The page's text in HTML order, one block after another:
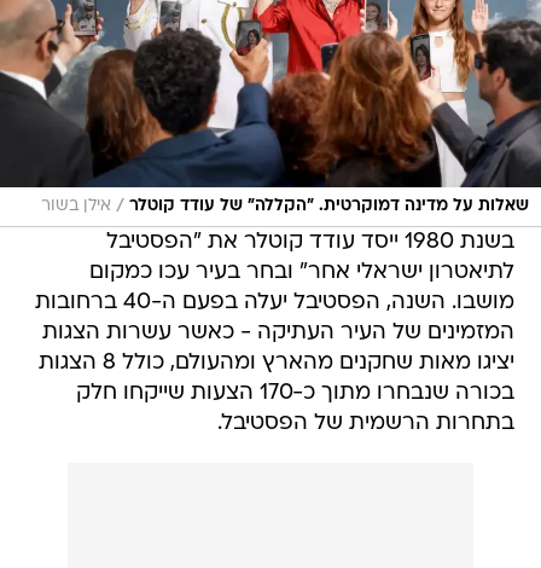
שאלות על מדינה דמוקרטית. "הקללה" של עודד קוטלר / אילן בשור
בשנת 1980 ייסד עודד קוטלר את "הפסטיבל
לתיאטרון ישראלי אחר" ובחר בעיר עכו כמקום
מושבו. השנה, הפסטיבל יעלה בפעם ה-40 ברחובות
המזמינים של העיר העתיקה - כאשר עשרות הצגות
יציגו מאות שחקנים מהארץ ומהעולם, כולל 8 הצגות
בכורה שנבחרו מתוך כ-170 הצעות שייקחו חלק
בתחרות הרשמית של הפסטיבל.